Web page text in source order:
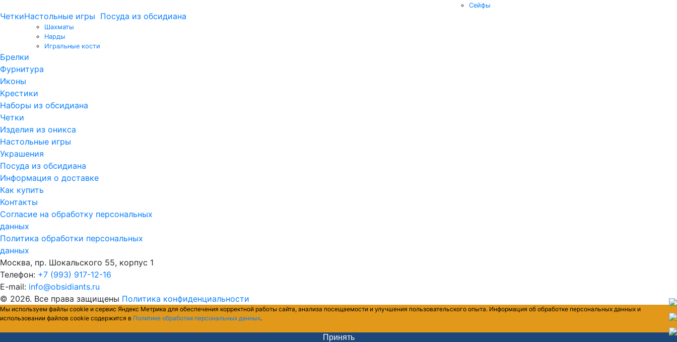
Сейфы
ЧеткиНастольные игры
Шахматы
Нарды
Игральные кости
Посуда из обсидиана
Брелки
Фурнитура
Иконы
Крестики
Наборы из обсидиана
Четки
Изделия из оникса
Настольные игры
Украшения
Посуда из обсидиана
Информация о доставке
Как купить
Контакты
Согласие на обработку персональных
данных
Политика обработки персональных
данных
Москва, пр. Шокальского 55, корпус 1
Телефон: +7 (993) 917-12-16
E-mail: info@obsidiants.ru
© 2026. Все права защищены Политика конфиденциальности
Мы используем файлы cookie и сервис Яндекс Метрика для обеспечения корректной работы сайта, анализа посещаемости и улучшения пользовательского опыта. Информация об обработке персональных данных и
использовании файлов cookie содержится в Политике обработки персональных данных.
Принять